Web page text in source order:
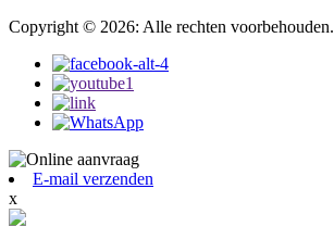
Copyright © 2026: Alle rechten voorbehouden.
E-mail verzenden
x